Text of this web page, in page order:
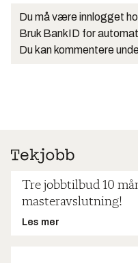
Du må være innlogget
Bruk BankID for
Du kan kommentere
Tre jobbtilbud 10
masteravslutning!
Les mer